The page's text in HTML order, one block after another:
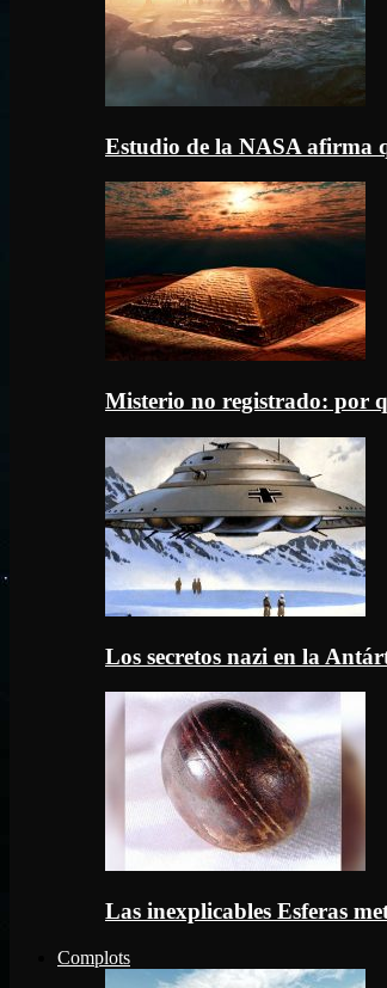
Estudio de la NASA afirma
Misterio no registrado: por
Los secretos nazi en la
Las inexplicables Esferas
Complots